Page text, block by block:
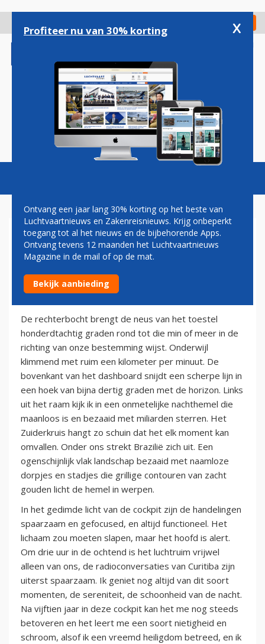
gaan
Check in
Magazine Podcasts Vacatures
HERMAN MATEBOER: VOL DE
NUIT
2 oktober 2010
De rechterbocht brengt de neus van het toestel
honderdtachtig graden rond tot die min of meer in de
richting van onze bestemming wijst. Onderwijl
klimmend met ruim een kilometer per minuut. De
bovenkant van het dashboard snijdt een scherpe lijn in
een hoek van bijna dertig graden met de horizon. Links
uit het raam kijk ik in een onmetelijke nachthemel die
maanloos is en bezaaid met miliarden sterren. Het
Zuiderkruis hangt zo schuin dat het elk moment kan
omvallen. Onder ons strekt Brazilië zich uit. Een
ogenschijnlijk vlak landschap bezaaid met naamloze
dorpjes en stadjes die grillige contouren van zacht
gouden licht de hemel in werpen.
In het gedimde licht van de cockpit zijn de handelingen
spaarzaam en gefocused, en altijd functioneel. Het
lichaam zou moeten slapen, maar het hoofd is alert.
Om drie uur in de ochtend is het luchtruim vrijwel
alleen van ons, de radioconversaties van Curitiba zijn
uiterst spaarzaam. Ik geniet nog altijd van dit soort
momenten, de sereniteit, de schoonheid van de nacht.
Na vijftien jaar in deze cockpit kan het me nog steeds
betoveren en het leert me een soort nietigheid en
schroom, alsof ik een vreemd heiligdom betreed, en ik
Profiteer nu van 30% korting x
Ontvang een jaar lang 30% korting op het beste van
Luchtvaartnieuws en Zakenreisnieuws. Krijg onbeperkt
toegang tot al het nieuws en de bijbehorende Apps.
Ontvang tevens 12 maanden het Luchtvaartnieuws
Magazine in de mail of op de mat.
Bekijk aanbieding